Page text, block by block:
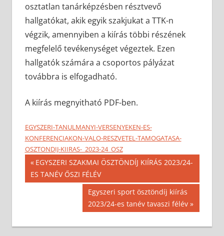
osztatlan tanárképzésben résztvevő
hallgatókat, akik egyik szakjukat a TTK-n
végzik, amennyiben a kiírás többi részének
megfelelő tevékenységet végeztek. Ezen
hallgatók számára a csoportos pályázat
továbbra is elfogadható.
A kiírás megnyitható PDF-ben.
EGYSZERI-TANULMANYI-VERSENYEKEN-ES-
KONFERENCIAKON-VALO-RESZVETEL-TAMOGATASA-
OSZTONDIJ-KIIRAS-_2023-24_OSZ
Bejegyzés
navigáció
Previous
Post:
EGYSZERI SZAKMAI ÖSZTÖNDÍJ KIÍRÁS 2023/24-
ES TANÉV ŐSZI FÉLÉV
Next
Post:
Egyszeri sport ösztöndíj kiírás
2023/24-es tanév tavaszi félév